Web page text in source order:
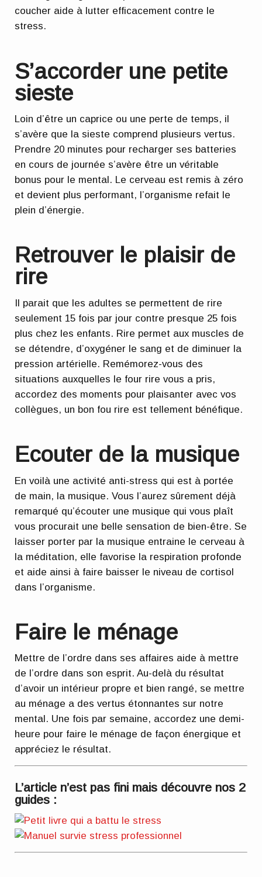
coucher aide à lutter efficacement contre le
stress.
S’accorder une petite
sieste
Loin d’être un caprice ou une perte de temps, il
s’avère que la sieste comprend plusieurs vertus.
Prendre 20 minutes pour recharger ses batteries
en cours de journée s’avère être un véritable
bonus pour le mental. Le cerveau est remis à zéro
et devient plus performant, l’organisme refait le
plein d’énergie.
Retrouver le plaisir de
rire
Il parait que les adultes se permettent de rire
seulement 15 fois par jour contre presque 25 fois
plus chez les enfants. Rire permet aux muscles de
se détendre, d’oxygéner le sang et de diminuer la
pression artérielle. Remémorez-vous des
situations auxquelles le four rire vous a pris,
accordez des moments pour plaisanter avec vos
collègues, un bon fou rire est tellement bénéfique.
Ecouter de la musique
En voilà une activité anti-stress qui est à portée
de main, la musique. Vous l’aurez sûrement déjà
remarqué qu’écouter une musique qui vous plaît
vous procurait une belle sensation de bien-être. Se
laisser porter par la musique entraine le cerveau à
la méditation, elle favorise la respiration profonde
et aide ainsi à faire baisser le niveau de cortisol
dans l’organisme.
Faire le ménage
Mettre de l’ordre dans ses affaires aide à mettre
de l’ordre dans son esprit. Au-delà du résultat
d’avoir un intérieur propre et bien rangé, se mettre
au ménage a des vertus étonnantes sur notre
mental. Une fois par semaine, accordez une demi-
heure pour faire le ménage de façon énergique et
appréciez le résultat.
L’article n’est pas fini mais découvre nos 2
guides :